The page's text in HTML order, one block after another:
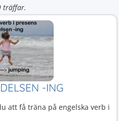
träffar.
-ING
att få träna på engelska verb i